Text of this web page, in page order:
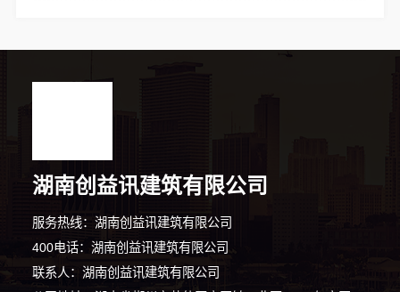
湖南创益讯建筑有限公司
服务热线：湖南创益讯建筑有限公司
400电话：湖南创益讯建筑有限公司
联系人：湖南创益讯建筑有限公司